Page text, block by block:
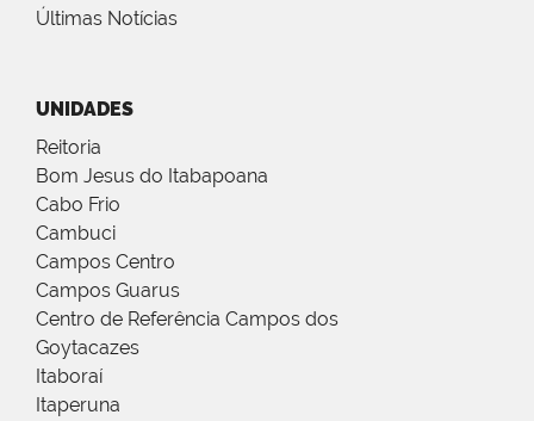
Últimas Notícias
UNIDADES
Reitoria
Bom Jesus do Itabapoana
Cabo Frio
Cambuci
Campos Centro
Campos Guarus
Centro de Referência Campos dos
Goytacazes
Itaboraí
Itaperuna